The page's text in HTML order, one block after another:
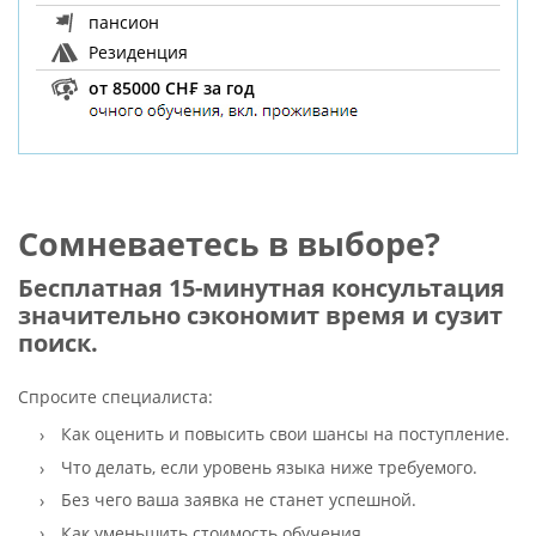
пансион
Резиденция
от 85000 CH₣ за год
Сомневаетесь в выборе?
Бесплатная 15-минутная консультация
значительно сэкономит время и сузит
поиск.
Спросите специалиста:
Как оценить и повысить свои шансы на поступление.
Что делать, если уровень языка ниже требуемого.
Без чего ваша заявка не станет успешной.